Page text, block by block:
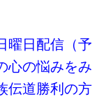
曜日配信（予
心の悩みをみ
伝道勝利の方